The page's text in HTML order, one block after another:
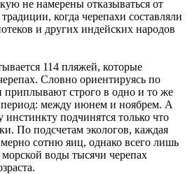
не намерены отказываться от
когда черепахи составляли
и других индейских народов
114 пляжей, которые
Словно ориентируясь по
приплывают строго в одно и то же
между июнем и ноябрем. А
подчинятся только что
По подсчетам экологов, каждая
сотню яиц, однако всего лишь
воды тысячи черепах